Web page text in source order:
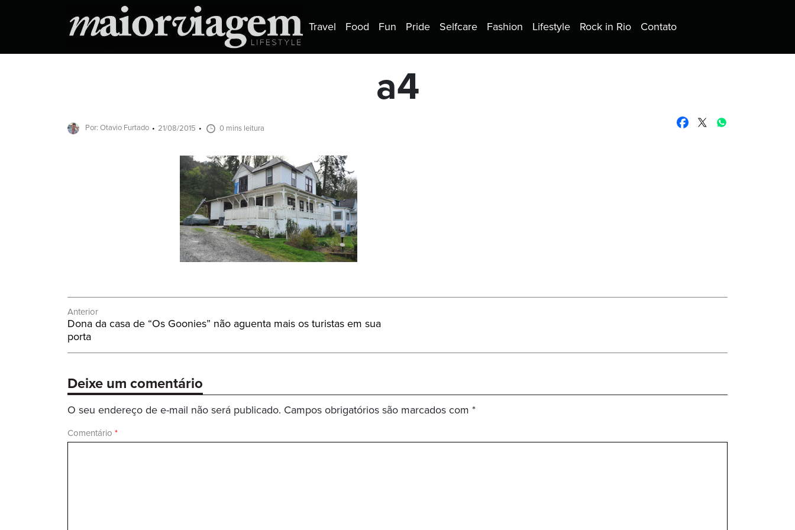
Travel Food Fun Pride Selfcare Fashion Lifestyle Rock in Rio Contato
a4
Por: Otavio Furtado 21/08/2015 0 mins leitura
Navegação
de
Post
Anterior
Post
Anterior:
Dona da casa de “Os Goonies” não aguenta mais os turistas em sua
porta
Deixe um comentário
O seu endereço de e-mail não será publicado. Campos obrigatórios são marcados com *
Comentário *